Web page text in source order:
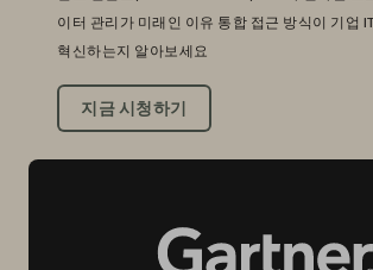
이터 관리가 미래인 이유 통합 접근 방식이 기업
혁신하는지 알아보세요
지금 시청하기